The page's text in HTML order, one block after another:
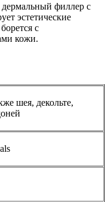
филлер с
эстетические
с
кожи.
шея, декольте,